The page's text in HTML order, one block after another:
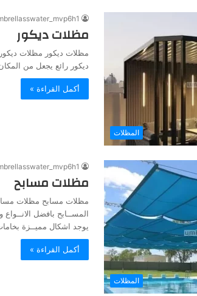
المظلات
مظلات ديكور
مظلات ديكور مظلات
ديكور رائع يجعل من
أكمل القراءة »
المظلات
مظلات مسابح
مظلات مسابح مظلات
المســابح بافضل
يوجد اشكال مميــزة
أكمل القراءة »